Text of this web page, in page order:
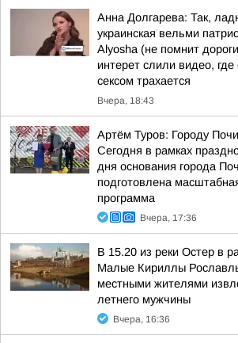
Анна Долгарева: Так,
украинская вельми
Alyosha (не помнит
интерет слили видео, где
сексом трахается
Вчера, 18:43
Артём Туров: Городу
Сегодня в рамках
дня основания города
подготовлена
программа
Вчера, 17:36
В 15.20 из реки Остер в
Малые Кириллы
местными жителями
летнего мужчины
Вчера, 16:36